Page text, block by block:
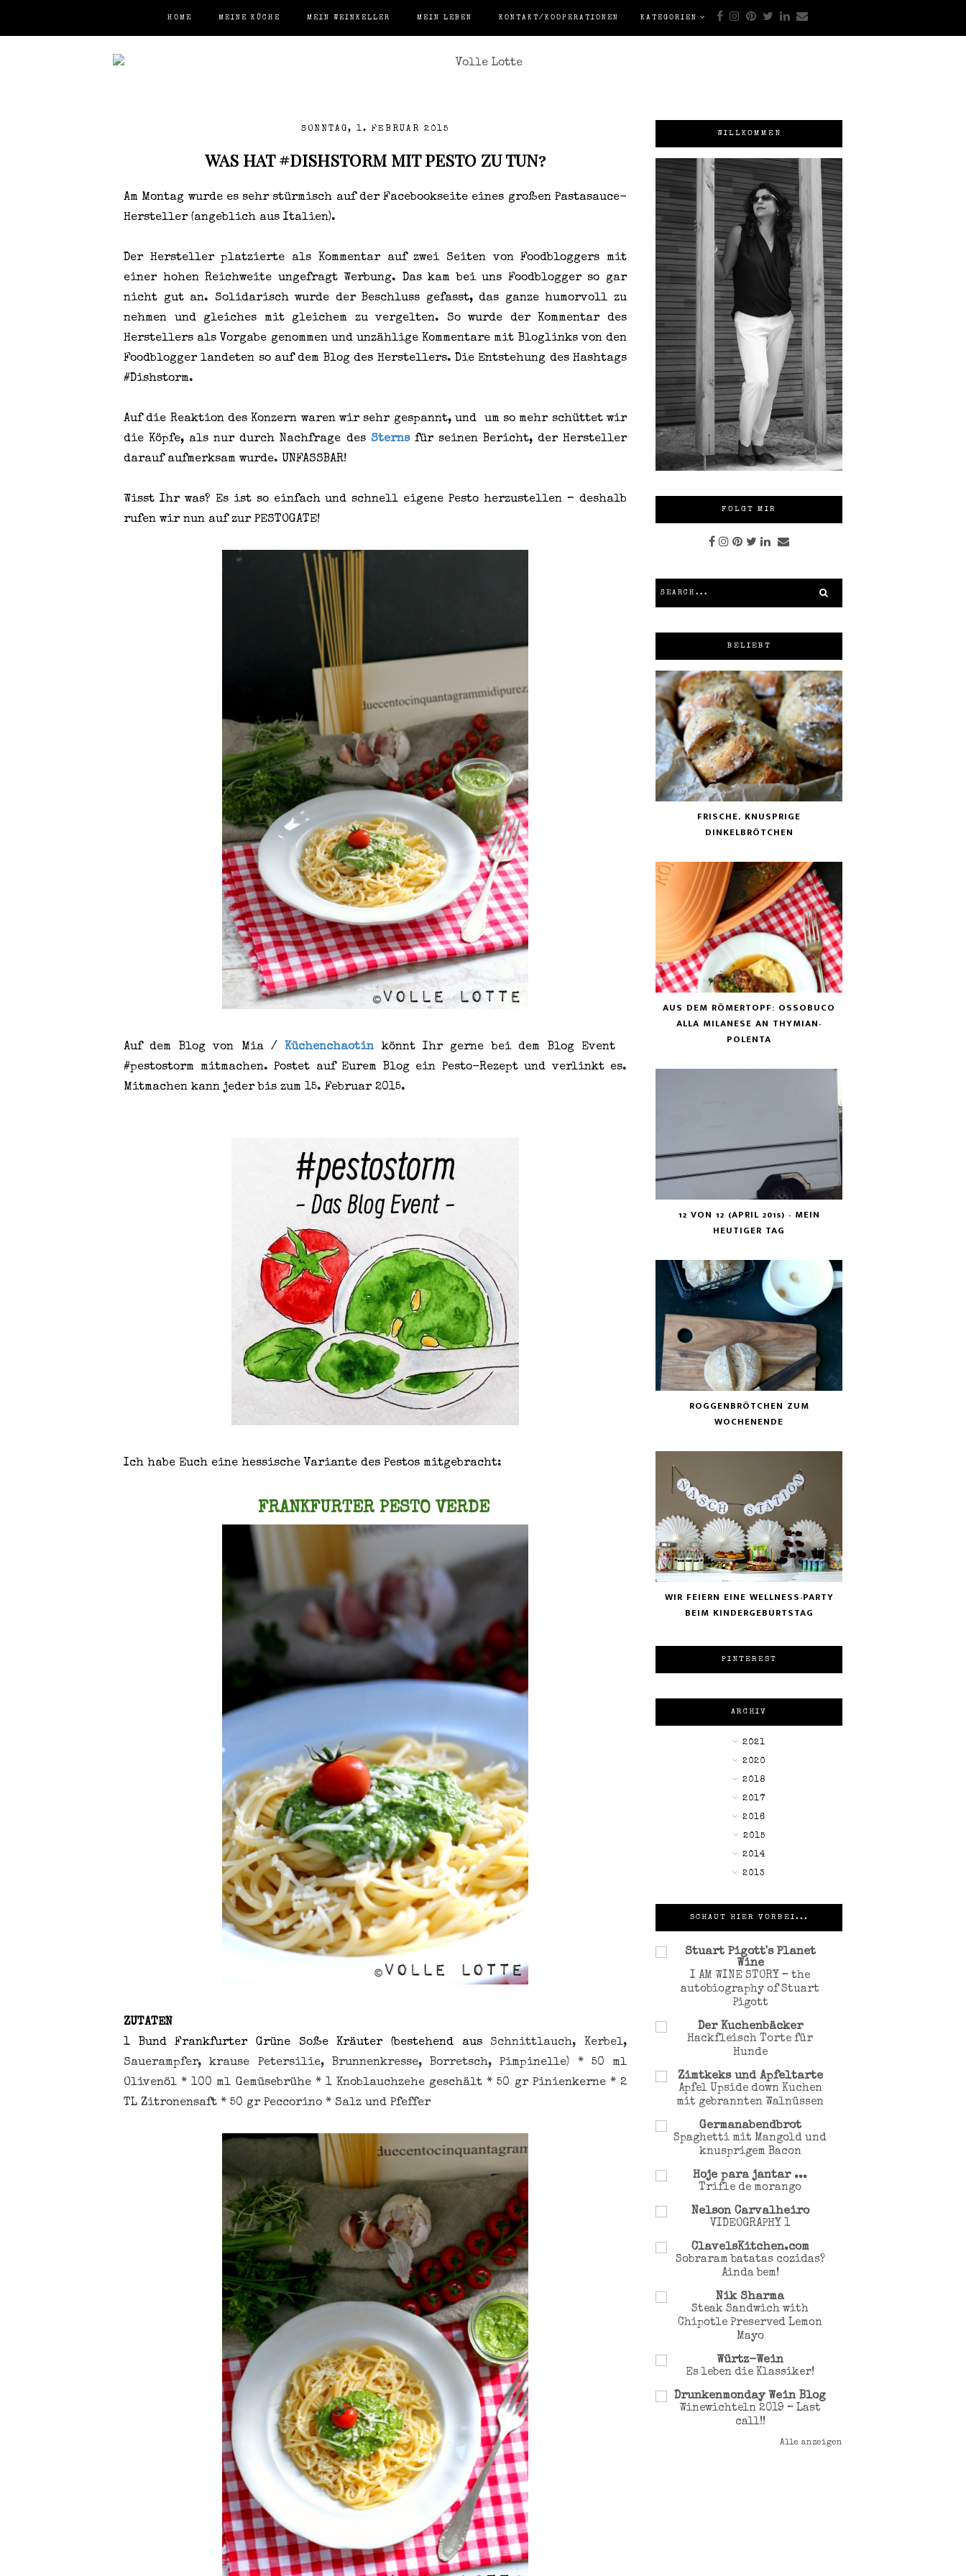
HOME MEINE KÜCHE MEIN WEINKELLER MEIN LEBEN KONTAKT/KOOPERATIONEN KATEGORIEN
SONNTAG, 1. FEBRUAR 2015
WAS HAT #DISHSTORM MIT PESTO ZU TUN?
Am Montag wurde es sehr stürmisch auf der Facebookseite eines großen Pastasauce-
Hersteller (angeblich aus Italien).
Der Hersteller platzierte als Kommentar auf zwei Seiten von Foodbloggers mit
einer hohen Reichweite ungefragt Werbung. Das kam bei uns Foodblogger so gar
nicht gut an. Solidarisch wurde der Beschluss gefasst, das ganze humorvoll zu
nehmen und gleiches mit gleichem zu vergelten. So wurde der Kommentar des
Herstellers als Vorgabe genommen und unzählige Kommentare mit Bloglinks von den
Foodblogger landeten so auf dem Blog des Herstellers. Die Entstehung des Hashtags
#Dishstorm.
Auf die Reaktion des Konzern waren wir sehr gespannt, und um so mehr schüttet wir
die Köpfe, als nur durch Nachfrage des Sternsfür seinen Bericht, der Hersteller
darauf aufmerksam wurde. UNFASSBAR!
Wisst Ihr was? Es ist so einfach und schnell eigene Pesto herzustellen – deshalb
rufen wir nun auf zur PESTOGATE!
Auf dem Blog von Mia / Küchenchaotin könntIhr gerne bei dem Blog Event
#pestostorm mitmachen. Postet auf Eurem Blog ein Pesto-Rezept und verlinkt es.
Mitmachen kann jeder bis zum 15. Februar 2015.
Ich habe Euch eine hessische Variante des Pestos mitgebracht:
FRANKFURTER PESTO VERDE
ZUTATEN
1 Bund Frankfurter Grüne Soße Kräuter (bestehend aus Schnittlauch, Kerbel,
Sauerampfer, krause Petersilie, Brunnenkresse, Borretsch, Pimpinelle) * 50 ml
Olivenöl * 100 ml Gemüsebrühe * 1 Knoblauchzehe geschält * 50 gr Pinienkerne * 2
TL Zitronensaft * 50 gr Peccorino * Salz und Pfeffer
WILLKOMMEN
FOLGT MIR
BELIEBT
FRISCHE, KNUSPRIGE
DINKELBRÖTCHEN
AUS DEM RÖMERTOPF: OSSOBUCO
ALLA MILANESE AN THYMIAN-
POLENTA
12 VON 12 (APRIL 2015) - MEIN
HEUTIGER TAG
ROGGENBRÖTCHEN ZUM
WOCHENENDE
WIR FEIERN EINE WELLNESS-PARTY
BEIM KINDERGEBURTSTAG
PINTEREST
ARCHIV
►2021
►2020
►2018
►2017
►2016
▼2015
►2014
►2013
SCHAUT HIER VORBEI...
Stuart Pigott's Planet
Wine
I AM WINE STORY – the
autobiography of Stuart
Pigott
Der Kuchenbäcker
Hackfleisch Torte für
Hunde
Zimtkeks und Apfeltarte
Apfel Upside down Kuchen
mit gebrannten Walnüssen
Germanabendbrot
Spaghetti mit Mangold und
knusprigem Bacon
Hoje para jantar ...
Trifle de morango
Nelson Carvalheiro
VIDEOGRAPHY 1
ClavelsKitchen.com
Sobraram batatas cozidas?
Ainda bem!
Nik Sharma
Steak Sandwich with
Chipotle Preserved Lemon
Mayo
Würtz-Wein
Es leben die Klassiker!
Drunkenmonday Wein Blog
Winewichteln 2019 – Last
call!!
Alle anzeigen